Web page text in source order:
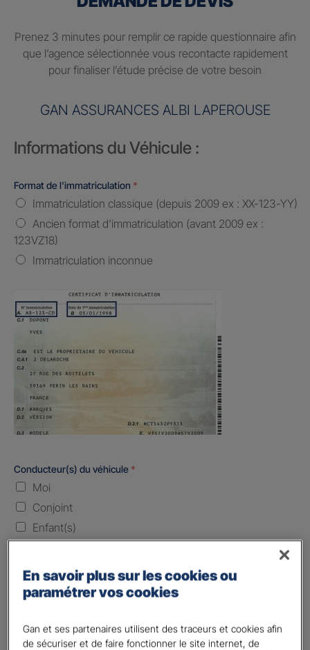
Prenez 3 minutes pour remplir ce rapide questionnaire afin
que l’agence sélectionnée vous recontacte rapidement
pour finaliser l’étude précise de votre besoin
GAN ASSURANCES ALBI LAPEROUSE
Informations du Véhicule :
Format de l'immatriculation *
Immatriculation classique (depuis 2009 ex : XX-123-YY)
Ancien format d'immatriculation (avant 2009 ex :
123VZ18)
Immatriculation inconnue
Conducteur(s) du véhicule *
Moi
Conjoint
Enfant(s)
Laissez vide ou indiquez la date envisagez
Vos informations :
En savoir plus sur les cookies ou
paramétrer vos cookies
Gan et ses partenaires utilisent des traceurs et cookies afin
de sécuriser et de faire fonctionner le site internet, de